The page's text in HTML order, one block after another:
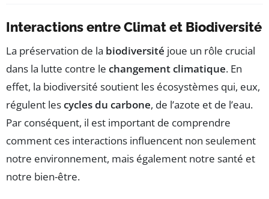
Interactions entre Climat et Biodiversité
La préservation de la biodiversité joue un rôle crucial
dans la lutte contre le changement climatique. En
effet, la biodiversité soutient les écosystèmes qui, eux,
régulent lescycles du carbone, de l’azote et de l’eau.
Par conséquent, il est important de comprendre
comment ces interactions influencent non seulement
notre environnement, mais également notre santé et
notre bien-être.